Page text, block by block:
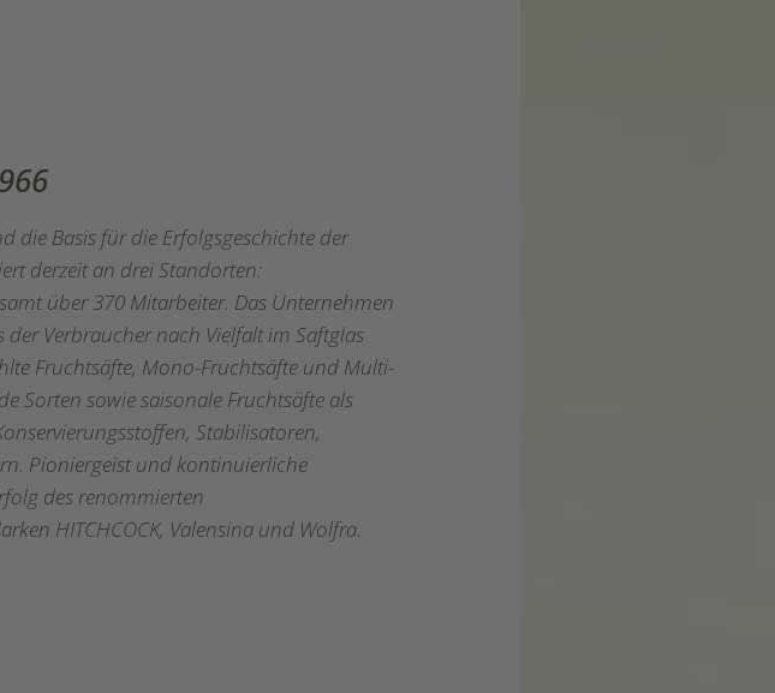
die Basis für die Erfolgsgeschichte der
derzeit an drei Standorten:
über 370 Mitarbeiter. Das Unternehmen
Verbraucher nach Vielfalt im Saftglas
Fruchtsäfte, Mono-Fruchtsäfte und Multi-
Sorten sowie saisonale Fruchtsäfte als
Stabilisatoren,
Pioniergeist und kontinuierliche
des renommierten
HITCHCOCK, Valensina und Wolfra.